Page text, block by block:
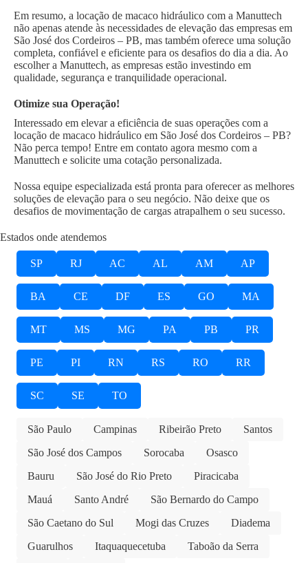
Em resumo, a locação de macaco hidráulico com a Manuttech
não apenas atende às necessidades de elevação das empresas em
São José dos Cordeiros – PB, mas também oferece uma solução
completa, confiável e eficiente para os desafios do dia a dia. Ao
escolher a Manuttech, as empresas estão investindo em
qualidade, segurança e tranquilidade operacional.
Otimize sua Operação!
Interessado em elevar a eficiência de suas operações com a
locação de macaco hidráulico em São José dos Cordeiros – PB?
Não perca tempo! Entre em contato agora mesmo com a
Manuttech e solicite uma cotação personalizada.
Nossa equipe especializada está pronta para oferecer as melhores
soluções de elevação para o seu negócio. Não deixe que os
desafios de movimentação de cargas atrapalhem o seu sucesso.
Estados onde atendemos
SP RJ AC AL AM AP
BA CE DF ES GO MA
MT MS MG PA PB PR
PE PI RN RS RO RR
SC SE TO
São Paulo Campinas Ribeirão Preto
Santos
São José dos Campos
Sorocaba
Osasco
Bauru
São José do Rio Preto
Piracicaba
Mauá
Santo André
São Bernardo do Campo
São Caetano do Sul
Mogi das Cruzes
Diadema
Guarulhos
Itaquaquecetuba
Taboão da Serra